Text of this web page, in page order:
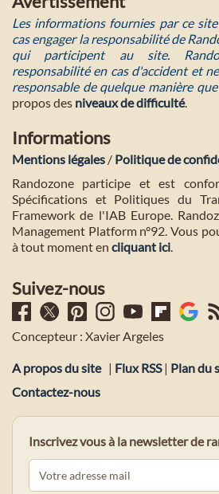
Les informations fournies par ce
cas engager la responsabilité de
qui participent au site.
responsabilité en cas d'accident et
responsable de quelque manière
propos des niveaux de difficulté.
Informations
Mentions légales / Politique de
Randozone participe et est
Spécifications et Politiques du
Framework de l'IAB Europe.
Management Platform n°92. Vous
à tout moment en cliquant ici
Suivez-nous
Concepteur : Xavier Argeles
A propos du site | Flux RSS| Plan du
Contactez-nous
Inscrivez vous à la newsletter de